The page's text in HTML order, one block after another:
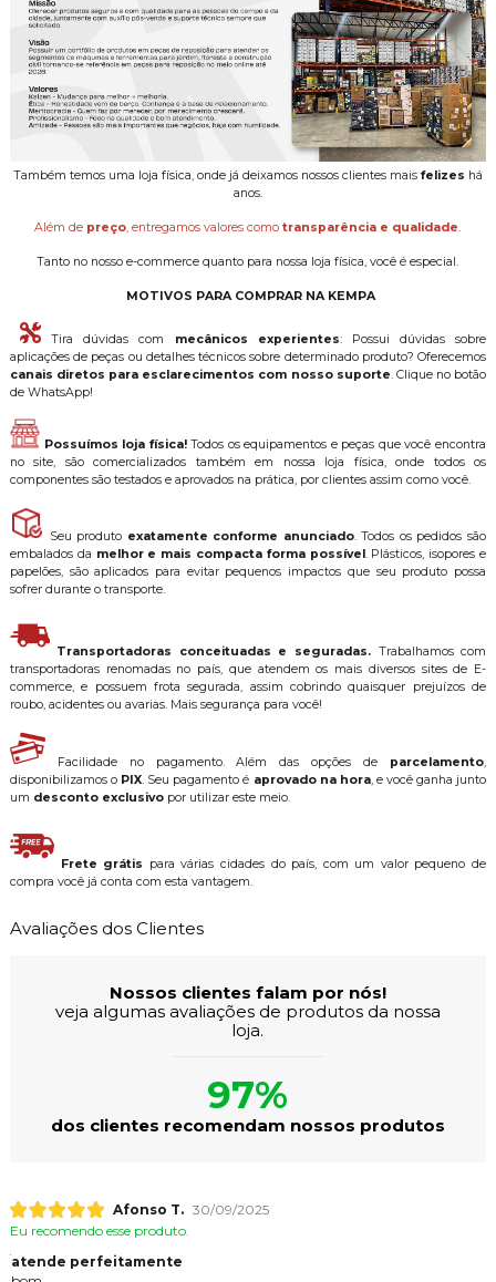
Também temos uma loja física, onde já deixamos nossos clientes mais felizes há
anos.
Além de preço, entregamos valores comotransparência e qualidade.
Tanto no nosso e-commerce quanto para nossa loja física, você é especial.
MOTIVOS PARA COMPRAR NA KEMPA
Tira dúvidas com mecânicos experientes: Possui dúvidas sobre
aplicações de peças ou detalhes técnicos sobre determinado produto? Oferecemos
canais diretos para esclarecimentos com nosso suporte. Clique no botão
de WhatsApp!
Possuímos loja física!Todos os equipamentos e peças que você encontra
no site, são comercializados também em nossa loja física, onde todos os
componentes são testados e aprovados na prática, por clientes assim como você.
Seu produto exatamente conforme anunciado. Todos os pedidos são
embalados da melhor e mais compacta forma possível. Plásticos, isopores e
papelões, são aplicados para evitar pequenos impactos que seu produto possa
sofrer durante o transporte.
Transportadoras conceituadas e seguradas. Trabalhamos com
transportadoras renomadas no país, que atendem os mais diversos sites de E-
commerce, e possuem frota segurada, assim cobrindo quaisquer prejuízos de
roubo, acidentes ou avarias. Mais segurança para você!
Facilidade no pagamento. Além das opções de parcelamento,
disponibilizamos o PIX. Seu pagamento é aprovado na hora, e você ganha junto
um desconto exclusivopor utilizar este meio.
Frete grátis para várias cidades do país, com um valor pequeno de
compra você já conta com esta vantagem.
Avaliações dos Clientes
Nossos clientes falam por nós!
veja algumas avaliações de produtos da nossa
loja.
97%
dos clientes recomendam nossos produtos
Afonso T. 30/09/2025
Eu recomendo esse produto.
atende perfeitamente